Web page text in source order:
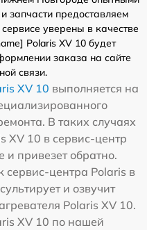
запчасти предоставляем
уверены в качестве
Polaris XV 10 будет
заказа на сайте
связи.
XV 10 выполняется на
В таких случаях
XV 10 в сервис-центр
привезет обратно.
сервис-центра Polaris в
и озвучит
Polaris XV 10.
XV 10 по нашей